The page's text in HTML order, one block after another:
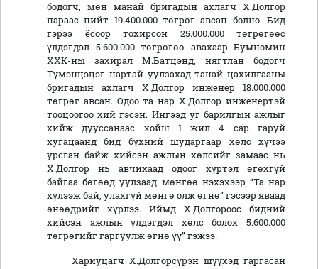
бодогч, мөн манай бригадын ахлагч Х.Долгор
нараас нийт 19.400.000 төгрөг авсан болно. Бид
гэрээ ёсоор тохирсон 25.000.000 төгрөгөөс
үлдэгдэл 5.600.000 төгрөгөө авахаар Бумномин
ХХК-ны захирал М.Батцэнд, нягтлан бодогч
Түмэнцэцэг нартай уулзахад танай цахилгааны
бригадын ахлагч Х.Долгор инженер 18.000.000
төгрөг авсан. Одоо та нар Х.Долгор инженертэй
тооцоогоо хий гэсэн. Ингээд уг барилгын ажлыг
хийж дууссанаас хойш 1 жил 4 сар гаруй
хугацаанд бид бүхний шударгаар хөлс хүчээ
урсган байж хийсэн ажлын хөлсийг замаас нь
Х.Долгор нь авчихаад одоог хүртэл өгөхгүй
байгаа бөгөөд уулзаад мөнгөө нэхэхээр “Та нар
хүлээж бай, улахгүй мөнгө олж өгнө” гэсээр яваад
өнөөдрийг хүрлээ. Иймд Х.Долгороос бидний
хийсэн ажлын үлдэгдэл хөлс болох 5.600.000
төгрөгийг гаргуулж өгнө үү” гэжээ.
Хариуцагч Х.Долгорсүрэн шүүхэд гаргасан